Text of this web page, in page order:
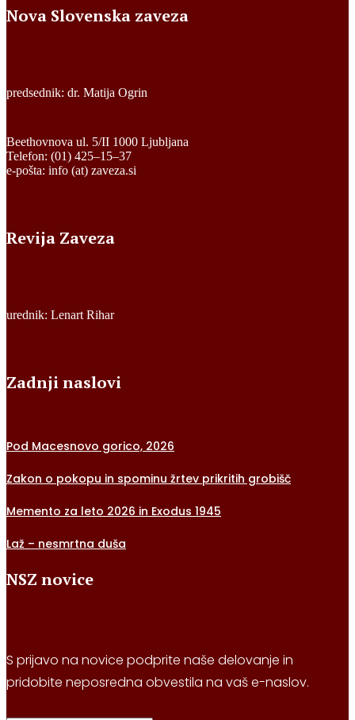
Nova Slovenska zaveza
predsednik: dr. Matija Ogrin
Beethovnova ul. 5/II 1000 Ljubljana
Telefon: (01) 425–15–37
e-pošta: info (at) zaveza.si
Revija Zaveza
urednik: Lenart Rihar
Zadnji naslovi
Pod Macesnovo gorico, 2026
Zakon o pokopu in spominu žrtev prikritih grobišč
Memento za leto 2026 in Exodus 1945
Laž – nesmrtna duša
NSZ novice
S prijavo na novice podprite naše delovanje in
pridobite neposredna obvestila na vaš e-naslov.